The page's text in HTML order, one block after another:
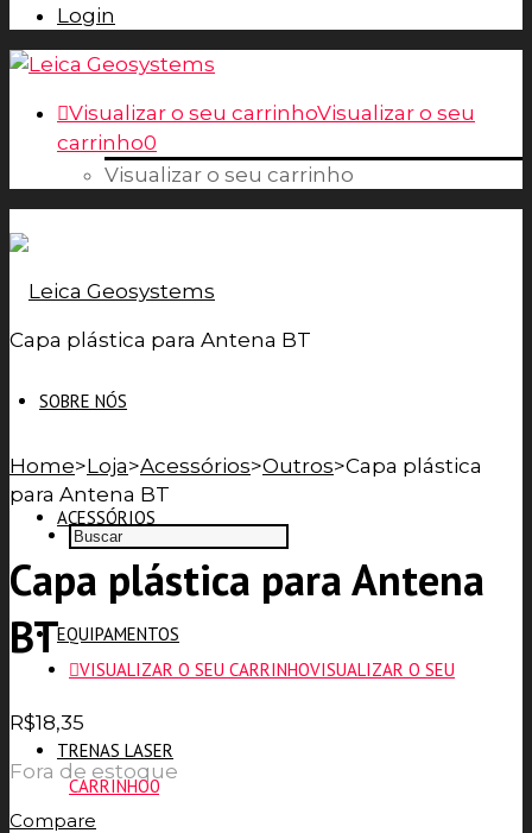
Login
Visualizar o seu carrinhoVisualizar o seu
carrinho0
Visualizar o seu carrinho
SOBRE NÓS
ACESSÓRIOS
EQUIPAMENTOS
TRENAS LASER
VISUALIZAR O SEU CARRINHOVISUALIZAR O SEU
CARRINHO0
Capa plástica para Antena BT
Home>Loja>Acessórios>Outros>Capa plástica
para Antena BT
Capa plástica para Antena
BT
R$18,35
Fora de estoque
Compare